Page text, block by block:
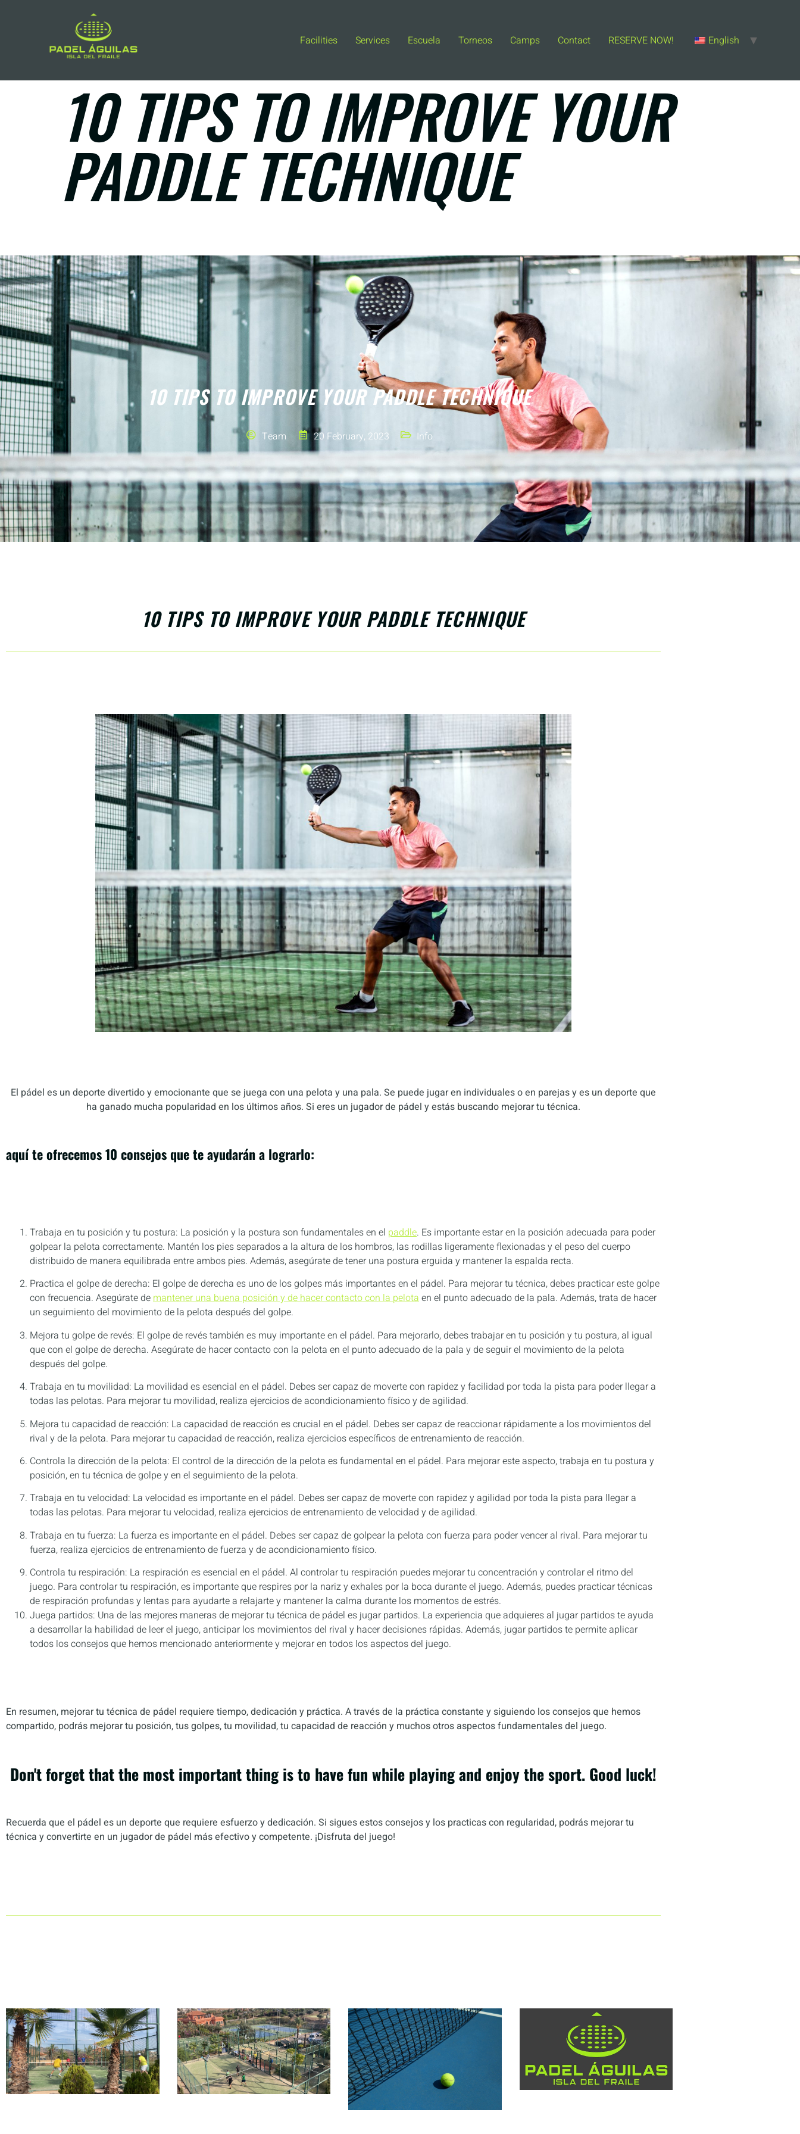
Facilities Services Escuela Torneos Camps Contact RESERVE NOW! English
10 TIPS TO IMPROVE YOUR
PADDLE TECHNIQUE
10 TIPS TO IMPROVE YOUR PADDLE TECHNIQUE
Team 20 February, 2023 Info
10 TIPS TO IMPROVE YOUR PADDLE TECHNIQUE
El pádel es un deporte divertido y emocionante que se juega con una pelota y una pala. Se puede jugar en individuales o en parejas y es un deporte que
ha ganado mucha popularidad en los últimos años. Si eres un jugador de pádel y estás buscando mejorar tu técnica.
aquí te ofrecemos 10 consejos que te ayudarán a lograrlo:
Trabaja en tu posición y tu postura: La posición y la postura son fundamentales en el paddle. Es importante estar en la posición adecuada para poder
golpear la pelota correctamente. Mantén los pies separados a la altura de los hombros, las rodillas ligeramente flexionadas y el peso del cuerpo
distribuido de manera equilibrada entre ambos pies. Además, asegúrate de tener una postura erguida y mantener la espalda recta.
Practica el golpe de derecha: El golpe de derecha es uno de los golpes más importantes en el pádel. Para mejorar tu técnica, debes practicar este golpe
con frecuencia. Asegúrate demantener una buena posición y de hacer contacto con la pelotaen el punto adecuado de la pala. Además, trata de hacer
un seguimiento del movimiento de la pelota después del golpe.
Mejora tu golpe de revés: El golpe de revés también es muy importante en el pádel. Para mejorarlo, debes trabajar en tu posición y tu postura, al igual
que con el golpe de derecha. Asegúrate de hacer contacto con la pelota en el punto adecuado de la pala y de seguir el movimiento de la pelota
después del golpe.
Trabaja en tu movilidad: La movilidad es esencial en el pádel. Debes ser capaz de moverte con rapidez y facilidad por toda la pista para poder llegar a
todas las pelotas. Para mejorar tu movilidad, realiza ejercicios de acondicionamiento físico y de agilidad.
Mejora tu capacidad de reacción: La capacidad de reacción es crucial en el pádel. Debes ser capaz de reaccionar rápidamente a los movimientos del
rival y de la pelota. Para mejorar tu capacidad de reacción, realiza ejercicios específicos de entrenamiento de reacción.
Controla la dirección de la pelota: El control de la dirección de la pelota es fundamental en el pádel. Para mejorar este aspecto, trabaja en tu postura y
posición, en tu técnica de golpe y en el seguimiento de la pelota.
Trabaja en tu velocidad: La velocidad es importante en el pádel. Debes ser capaz de moverte con rapidez y agilidad por toda la pista para llegar a
todas las pelotas. Para mejorar tu velocidad, realiza ejercicios de entrenamiento de velocidad y de agilidad.
Trabaja en tu fuerza: La fuerza es importante en el pádel. Debes ser capaz de golpear la pelota con fuerza para poder vencer al rival. Para mejorar tu
fuerza, realiza ejercicios de entrenamiento de fuerza y de acondicionamiento físico.
Controla tu respiración: La respiración es esencial en el pádel. Al controlar tu respiración puedes mejorar tu concentración y controlar el ritmo del
juego. Para controlar tu respiración, es importante que respires por la nariz y exhales por la boca durante el juego. Además, puedes practicar técnicas
de respiración profundas y lentas para ayudarte a relajarte y mantener la calma durante los momentos de estrés.
Juega partidos: Una de las mejores maneras de mejorar tu técnica de pádel es jugar partidos. La experiencia que adquieres al jugar partidos te ayuda
a desarrollar la habilidad de leer el juego, anticipar los movimientos del rival y hacer decisiones rápidas. Además, jugar partidos te permite aplicar
todos los consejos que hemos mencionado anteriormente y mejorar en todos los aspectos del juego.
En resumen, mejorar tu técnica de pádel requiere tiempo, dedicación y práctica. A través de la práctica constante y siguiendo los consejos que hemos
compartido, podrás mejorar tu posición, tus golpes, tu movilidad, tu capacidad de reacción y muchos otros aspectos fundamentales del juego.
Don't forget that the most important thing is to have fun while playing and enjoy the sport. Good luck!
Recuerda que el pádel es un deporte que requiere esfuerzo y dedicación. Si sigues estos consejos y los practicas con regularidad, podrás mejorar tu
técnica y convertirte en un jugador de pádel más efectivo y competente. ¡Disfruta del juego!